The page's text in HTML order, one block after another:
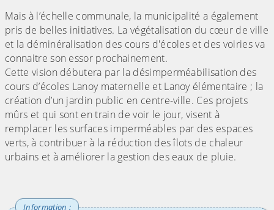
Mais à l’échelle communale, la municipalité a également
pris de belles initiatives. La végétalisation du cœur de ville
et la déminéralisation des cours d'écoles et des voiries va
connaitre son essor prochainement.
Cette vision débutera par la désimperméabilisation des
cours d’écoles Lanoy maternelle et Lanoy élémentaire ; la
création d’un jardin public en centre-ville. Ces projets
mûrs et qui sont en train de voir le jour, visent à
remplacer les surfaces imperméables par des espaces
verts, à contribuer à la réduction des îlots de chaleur
urbains et à améliorer la gestion des eaux de pluie.